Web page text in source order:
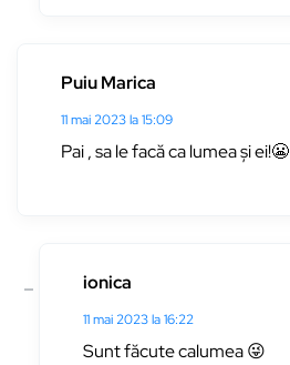
Puiu Marica
11 mai 2023 la 15:09
Pai , sa le facă ca lumea și ei!😬
ionica
11 mai 2023 la 16:22
Sunt făcute calumea 😜